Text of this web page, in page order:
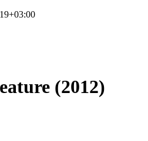
(2012)